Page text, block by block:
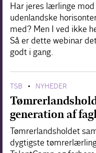
Har jeres lærlinge
udenlandske
med? Men I ved ikke
Så er dette webinar
godt i gang.
TSB • NYHEDER
generation af
Tømrerlandsholdet
dygtigste